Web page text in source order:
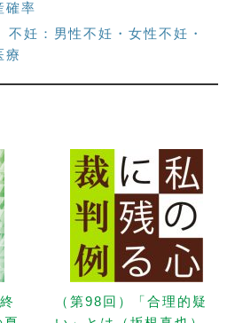
確率
妊：男性不妊・女性不妊・
療
（第98回）「合理的疑